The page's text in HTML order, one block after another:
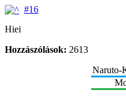
#16
Hiei
Hozzászólások: 2613
Naruto-